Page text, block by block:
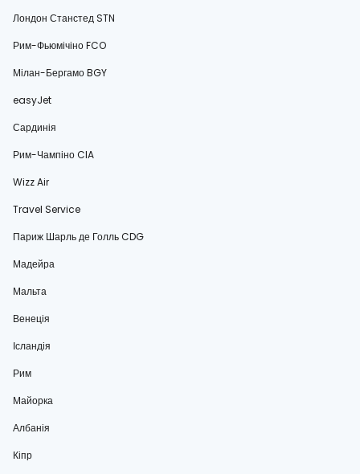
Лондон Станстед STN
Рим-Фьюмічіно FCO
Мілан-Бергамо BGY
easyJet
Сардинія
Рим-Чампіно CIA
Wizz Air
Travel Service
Париж Шарль де Голль CDG
Мадейра
Мальта
Венеція
Ісландія
Рим
Майорка
Албанія
Кіпр